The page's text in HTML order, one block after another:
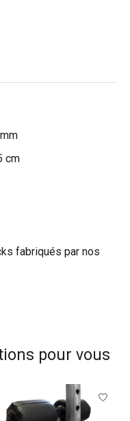
cm
fabriqués par nos
pour vous